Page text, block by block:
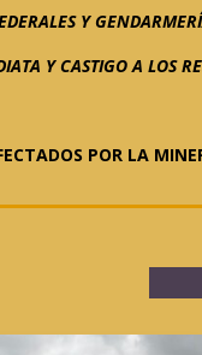
Y
Y CASTIGO A LOS
POR LA